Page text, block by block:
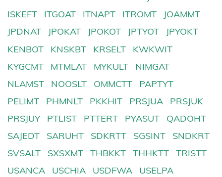
ISKEFT
ITGOAT ITNAPT ITROMT
JOAMMT
JPDNAT
JPOKAT JPOKOT JPTYOT
JPYOKT
KENBOT
KNSKBT KRSELT
KWKWIT
KYGCMT
MTMLAT MYKULT
NIMGAT
NLAMST
NOOSLT OMMCTT
PAPTYT
PELIMT
PHMNLT PKKHIT PRSJUA
PRSJUK
PRSJUY
PTLIST PTTERT PYASUT
QADOHT
SAJEDT
SARUHT SDKRTT SGSINT
SNDKRT
SVSALT
SXSXMT THBKKT THHKTT
TRISTT
USANCA
USCHIA USDFWA
USELPA